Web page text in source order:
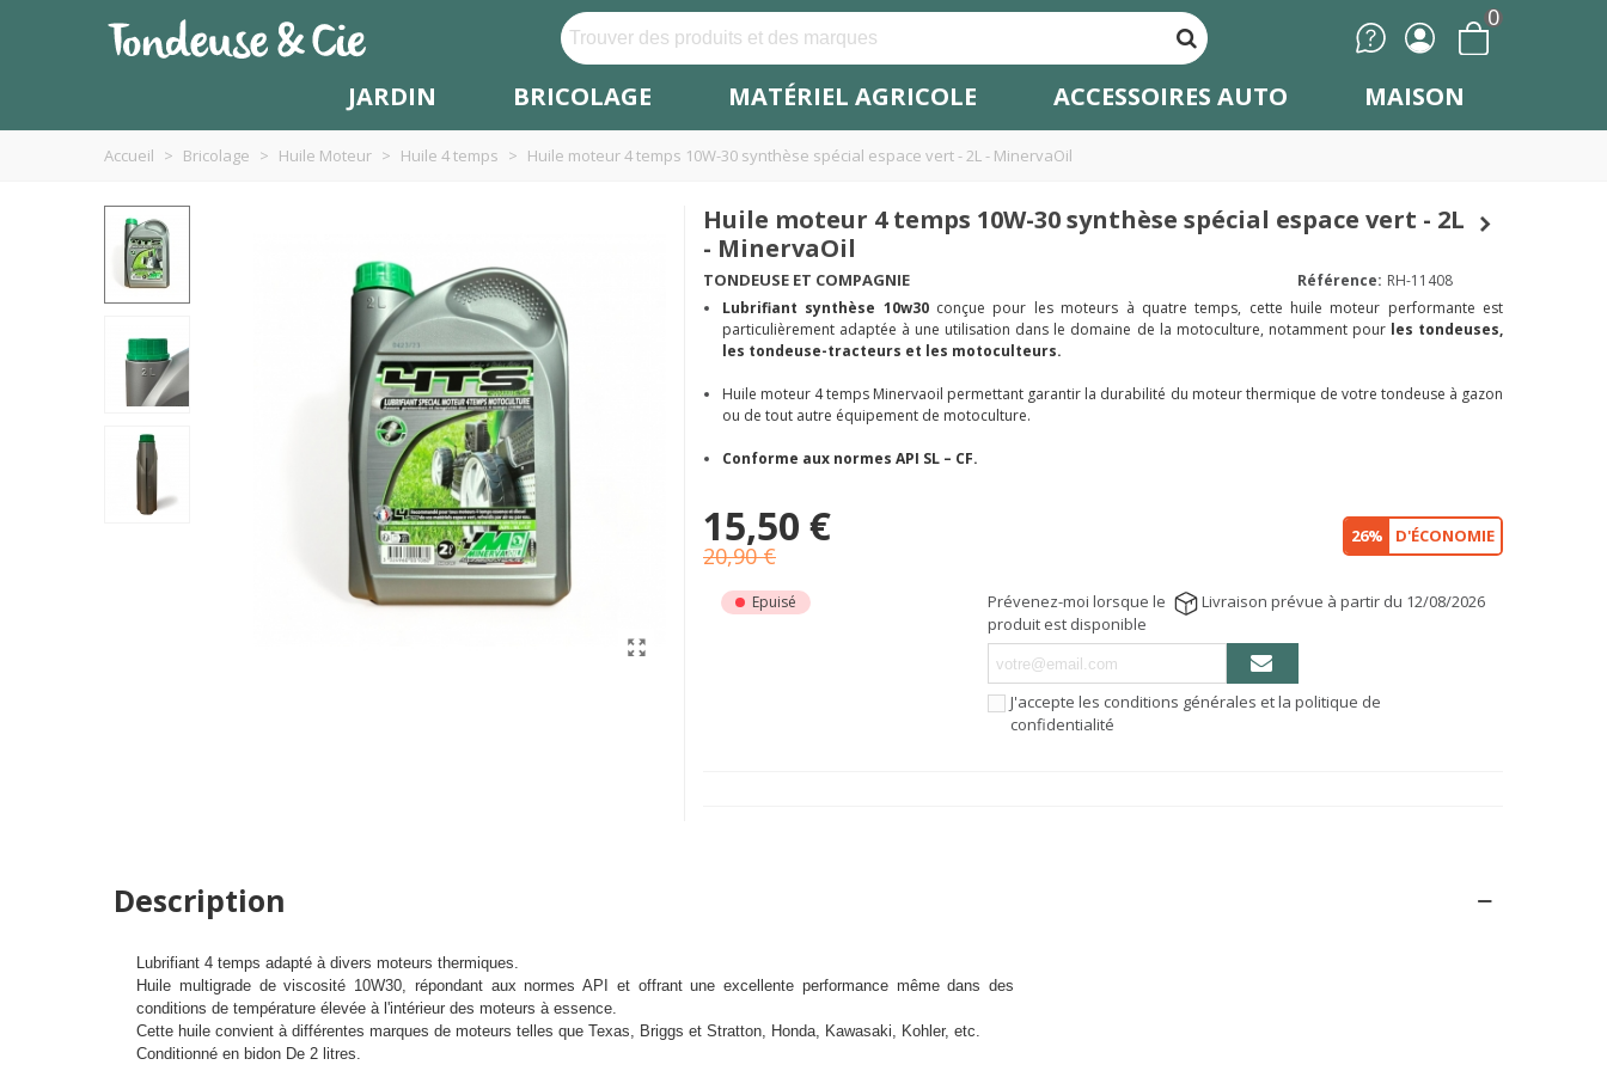
0
JARDIN BRICOLAGE MATÉRIEL AGRICOLE ACCESSOIRES AUTO MAISON
Accueil > Bricolage > Huile Moteur > Huile 4 temps > Huile moteur 4 temps 10W-30 synthèse spécial espace vert - 2L - MinervaOil
Huile moteur 4 temps 10W-30 synthèse spécial espace vert - 2L
- MinervaOil
TONDEUSE ET COMPAGNIE Référence: RH-11408
Lubrifiant synthèse 10w30 conçue pour les moteurs à quatre temps, cette huile moteur performante est
particulièrement adaptée à une utilisation dans le domaine de la motoculture, notamment pour les tondeuses,
les tondeuse-tracteurs et les motoculteurs.
Huile moteur 4 temps Minervaoil permettant garantir la durabilité du moteur thermique de votre tondeuse à gazon
ou de tout autre équipement de motoculture.
Conforme aux normes API SL – CF.
15,50 €
20,90 €
26% D'ÉCONOMIE
Epuisé Livraison prévue à partir du 12/08/2026
Prévenez-moi lorsque le
produit est disponible
J'accepte les conditions générales et la politique de
confidentialité
Description
Lubrifiant 4 temps adapté à divers moteurs thermiques.
Huile multigrade de viscosité 10W30, répondant aux normes API et offrant une excellente performance même dans des
conditions de température élevée à l'intérieur des moteurs à essence.
Cette huile convient à différentes marques de moteurs telles que Texas, Briggs et Stratton, Honda, Kawasaki, Kohler, etc.
Conditionné en bidon De 2 litres.